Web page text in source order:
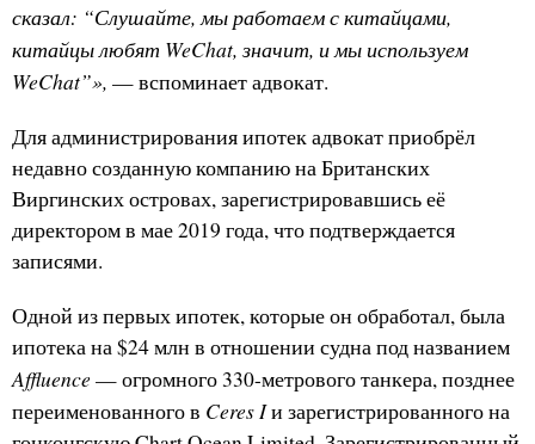
сказал: “Слушайте, мы работаем с китайцами,
китайцы любят WeChat, значит, и мы используем
WeChat”», — вспоминает адвокат.
Для администрирования ипотек адвокат приобрёл
недавно созданную компанию на Британских
Виргинских островах, зарегистрировавшись её
директором в мае 2019 года, что подтверждается
записями.
Одной из первых ипотек, которые он обработал, была
ипотека на $24 млн в отношении судна под названием
Affluence— огромного 330-метрового танкера, позднее
переименованного в Ceres Iи зарегистрированного на